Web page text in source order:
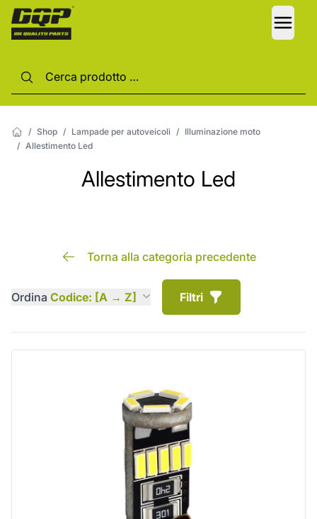
/ Shop / Lampade per autoveicoli / Illuminazione moto
/ Allestimento Led
Allestimento Led
Torna alla categoria precedente
Ordina Codice: [A → Z] Filtri